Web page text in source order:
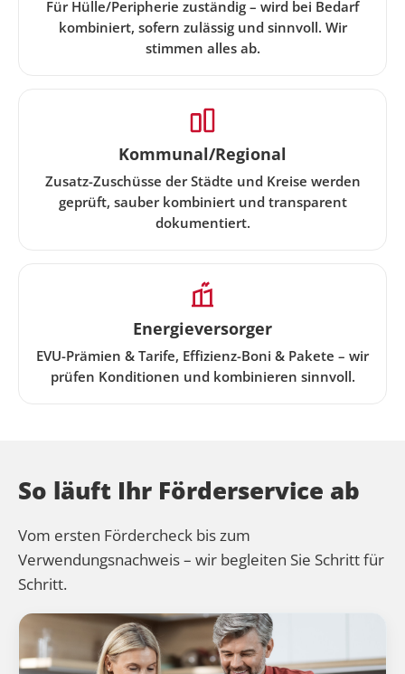
Für Hülle/Peripherie zuständig – wird bei Bedarf
kombiniert, sofern zulässig und sinnvoll. Wir
stimmen alles ab.
Kommunal/Regional
Zusatz-Zuschüsse der Städte und Kreise werden
geprüft, sauber kombiniert und transparent
dokumentiert.
Energieversorger
EVU-Prämien & Tarife, Effizienz-Boni & Pakete – wir
prüfen Konditionen und kombinieren sinnvoll.
So läuft Ihr Förderservice ab
Vom ersten Fördercheck bis zum
Verwendungsnachweis – wir begleiten Sie Schritt für
Schritt.